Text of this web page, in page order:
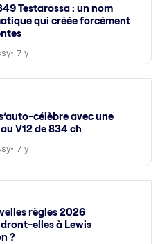
Testarossa : un nom
qui créée forcément
7 y
célèbre avec une
V12 de 834 ch
7 y
règles 2026
elles à Lewis
?